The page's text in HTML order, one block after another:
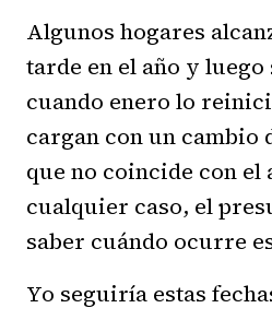
Algunos hogares
tarde en el año y
cuando enero lo
cargan con un cambio
que no coincide con el
cualquier caso, el
saber cuándo ocurre
Yo seguiría estas